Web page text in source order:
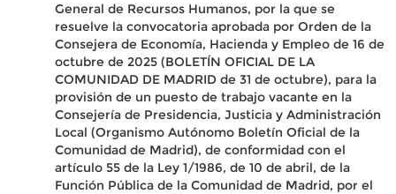
General de Recursos Humanos, por la que se
resuelve la convocatoria aprobada por Orden de la
Consejera de Economía, Hacienda y Empleo de 16 de
octubre de 2025 (BOLETÍN OFICIAL DE LA
COMUNIDAD DE MADRID de 31 de octubre), para la
provisión de un puesto de trabajo vacante en la
Consejería de Presidencia, Justicia y Administración
Local (Organismo Autónomo Boletín Oficial de la
Comunidad de Madrid), de conformidad con el
artículo 55 de la Ley 1/1986, de 10 de abril, de la
Función Pública de la Comunidad de Madrid, por el